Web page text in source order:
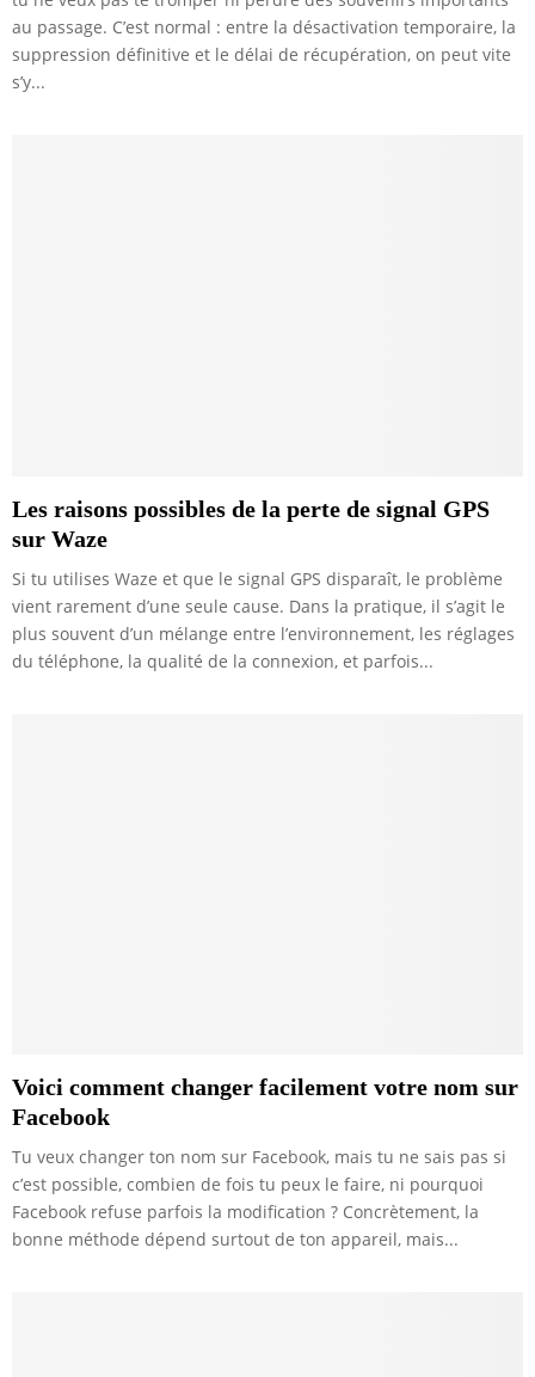
au passage. C’est normal : entre la désactivation temporaire, la
suppression définitive et le délai de récupération, on peut vite
s’y...
Les raisons possibles de la perte de signal GPS
sur Waze
Si tu utilises Waze et que le signal GPS disparaît, le problème
vient rarement d’une seule cause. Dans la pratique, il s’agit le
plus souvent d’un mélange entre l’environnement, les réglages
du téléphone, la qualité de la connexion, et parfois...
Voici comment changer facilement votre nom sur
Facebook
Tu veux changer ton nom sur Facebook, mais tu ne sais pas si
c’est possible, combien de fois tu peux le faire, ni pourquoi
Facebook refuse parfois la modification ? Concrètement, la
bonne méthode dépend surtout de ton appareil, mais...